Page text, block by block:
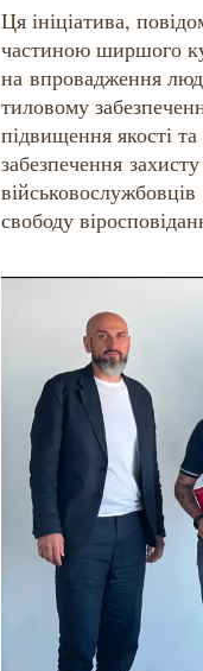
Ця ініціатива,
частиною ширшого
на впровадження
тиловому
підвищення якості
забезпечення
свободу